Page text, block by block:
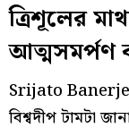
ত্রিশূলের
আত্মসমর্পণ
Srijato
বিশ্বদীপ টামটা